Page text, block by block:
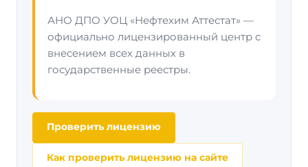
АНО ДПО УОЦ «Нефтехим Аттестат» —
официально лицензированный центр с
внесением всех данных в
государственные реестры.
Проверить лицензию
Как проверить лицензию на сайте